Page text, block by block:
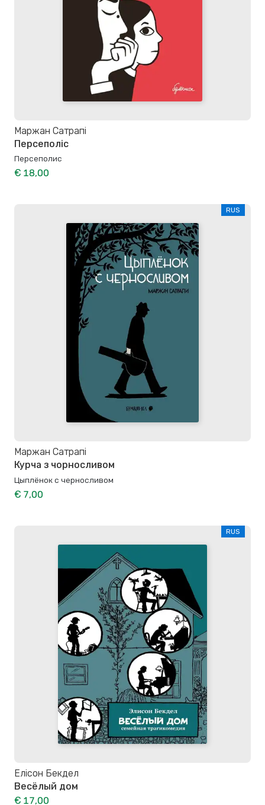
Маржан Сатрапі
Персеполіс
Персеполис
€ 18,00
RUS
Маржан Сатрапі
Курча з чорносливом
Цыплёнок с черносливом
€ 7,00
RUS
Елісон Бекдел
Весёлый дом
€ 17,00